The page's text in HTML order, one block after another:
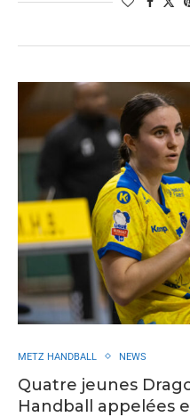
METZ HANDBALL NEWS
Quatre jeunes
Handball appelées